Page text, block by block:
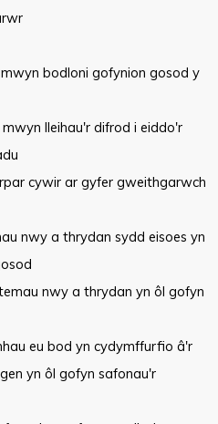
bodloni gofynion gosod y
lleihau'r difrod i eiddo'r
cywir ar gyfer gweithgarwch
nwy a thrydan sydd eisoes yn
nwy a thrydan yn ôl gofyn
eu bod yn cydymffurfio â'r
yn ôl gofyn safonau'r